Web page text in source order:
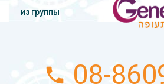
из группы
08-